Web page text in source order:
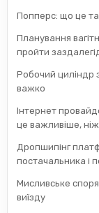
Попперс: що це
Планування
пройти
Робочий циліндр
важко
Інтернет
це важливіше,
Дропшипінг
постачальника і
Мисливське
виїзду